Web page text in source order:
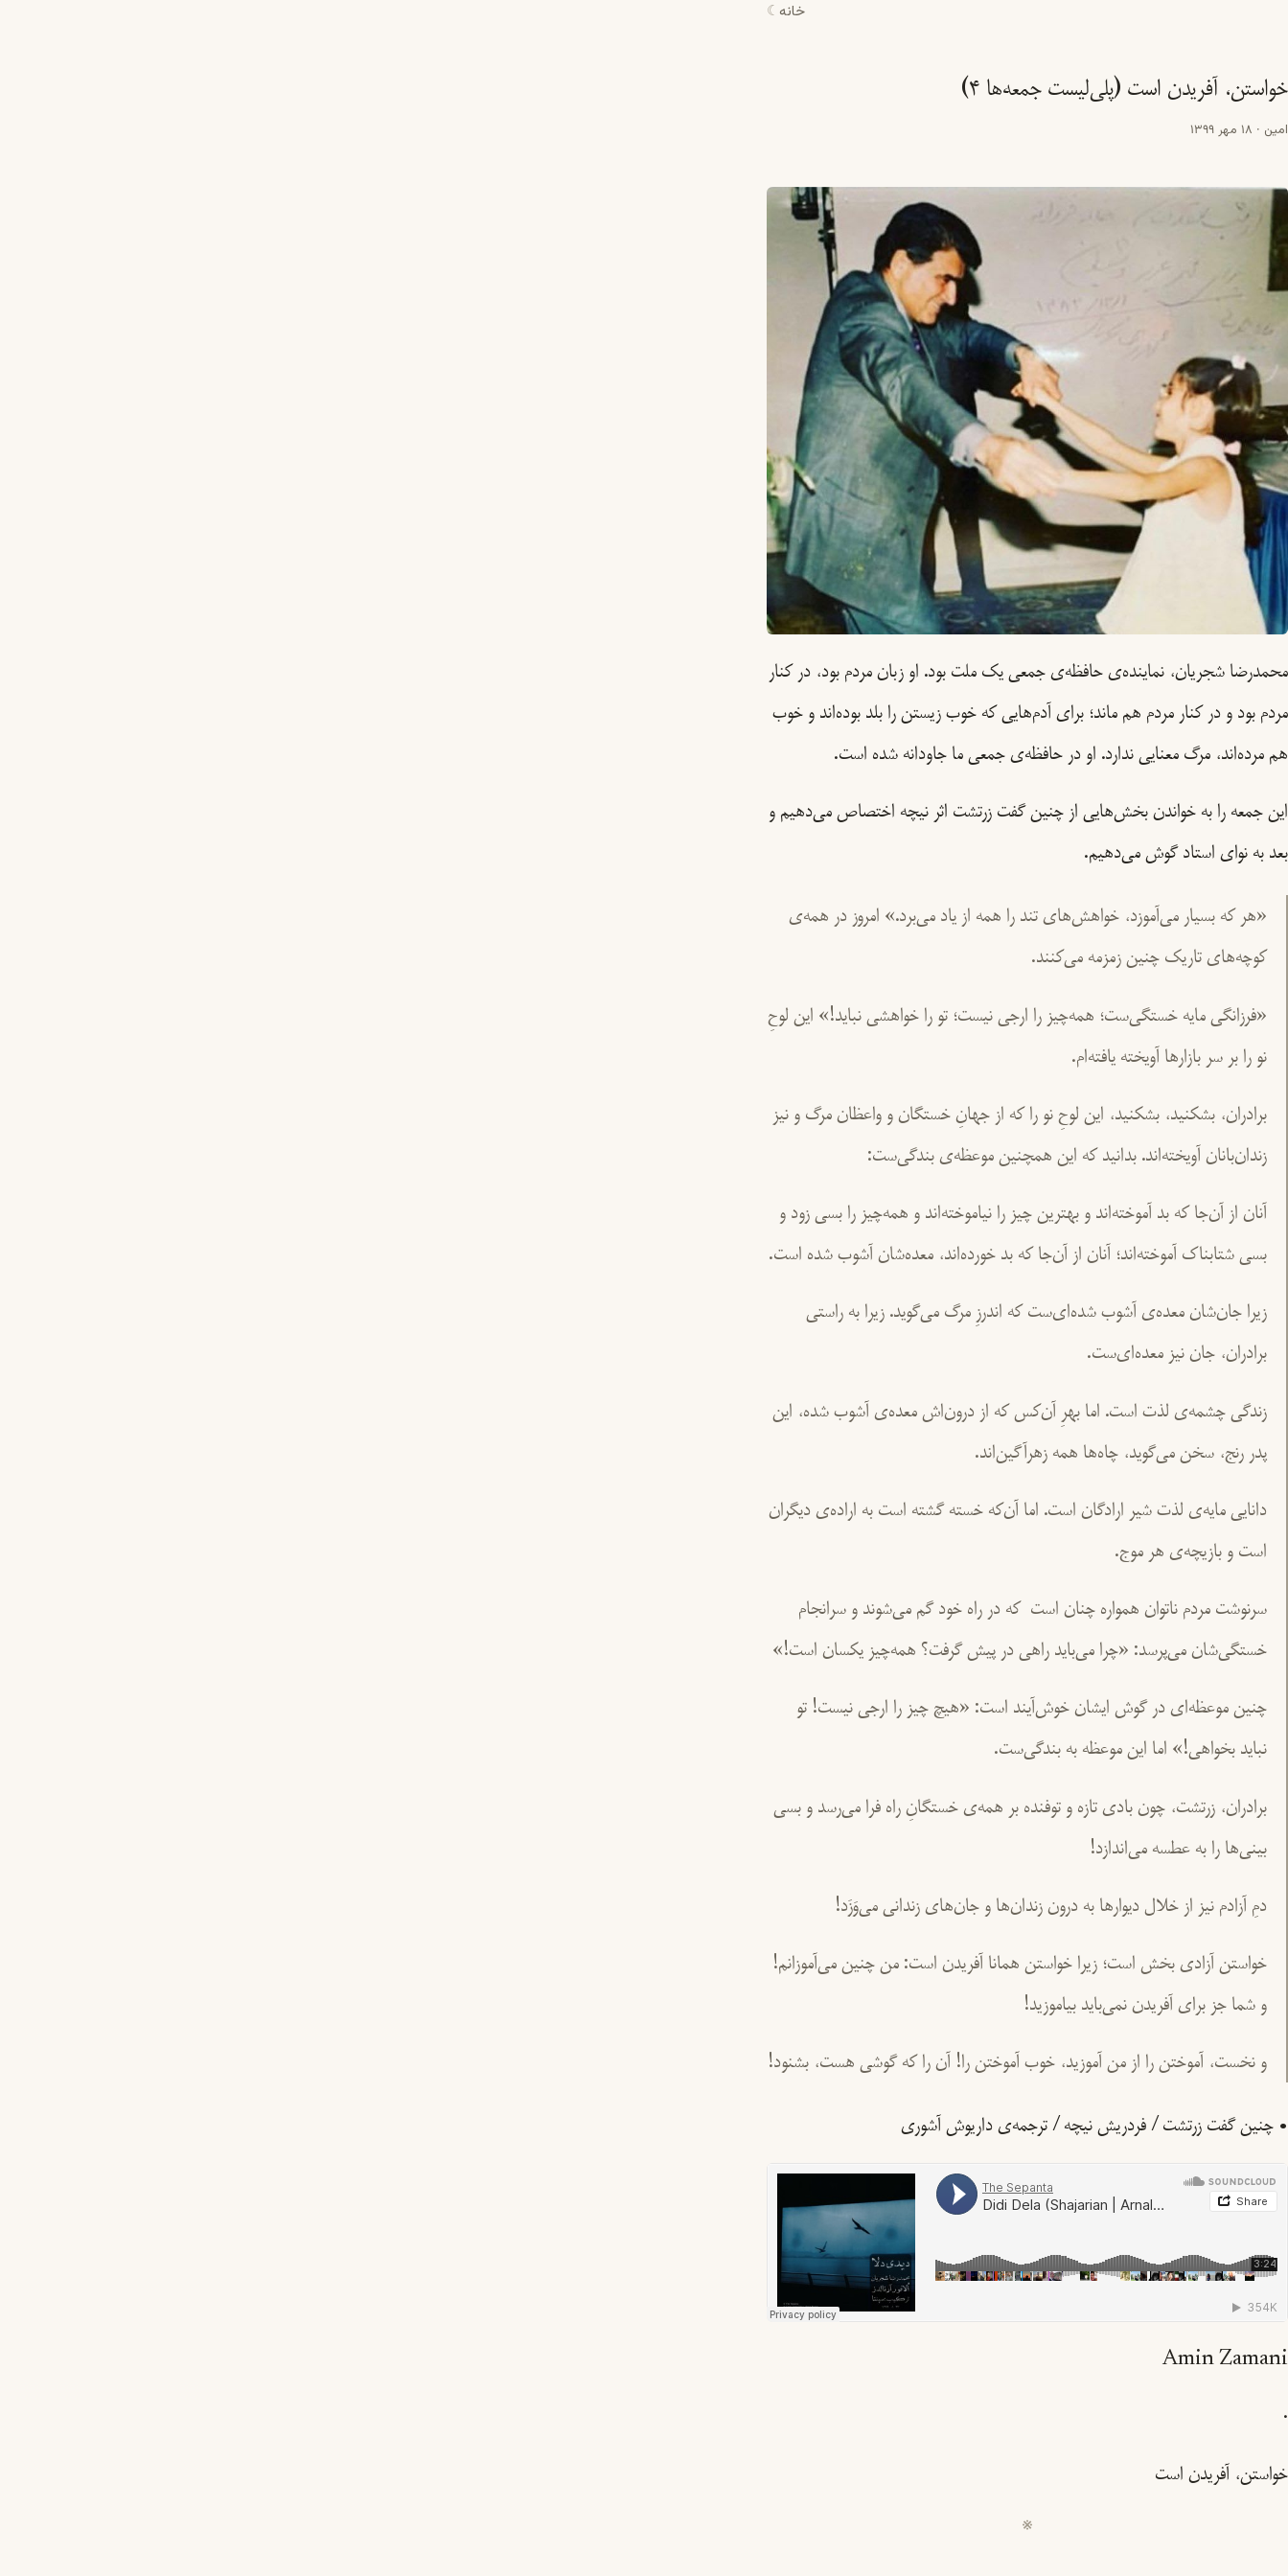
خانه ☾
خواستن، آفریدن است (پلی‌لیست جمعه‌ها ۴)
امین · 18 مهر 1399
محمدرضا شجریان، نماینده‌ی حافظه‌ی جمعی یک ملت بود. او زبان مردم بود، در کنار
مردم بود و در کنار مردم هم ماند؛ برای آدم‌هایی که خوب زیستن را بلد بوده‌اند و خوب
هم مرده‌اند، مرگ معنایی ندارد. او در حافظه‌ی جمعی ما جاودانه شده است.
این جمعه را به خواندن بخش‌هایی از چنین گفت زرتشت اثر نیچه اختصاص می‌دهیم و
بعد به نوای استاد گوش می‌دهیم.
«هر که بسیار می‌آموزد، خواهش‌های تند را همه از یاد می‌برد.» امروز در همه‌ی
کوچه‌های تاریک چنین زمزمه می‌کنند.
«فرزانگی مایه خستگی‌ست؛ همه‌چیز را ارجی نیست؛ تو را خواهشی نباید!» این لوحِ
نو را بر سر بازارها آویخته یافته‌ام.
برادران، بشکنید، بشکنید، این لوحِ نو را که از جهانِ خستگان و واعظان مرگ و نیز
زندان‌بانان آویخته‌اند. بدانید که این همچنین موعظه‌ی بندگی‌ست:
آنان از آن‌جا که بد آموخته‌اند و بهترین چیز را نیاموخته‌اند و همه‌چیز را بسی زود و
بسی شتابناک آموخته‌اند؛ آنان از آن‌جا که بد خورده‌اند، معده‌شان آشوب شده است.
زیرا جان‌شان معده‌ی آشوب شده‌ای‌ست که اندرزِ مرگ می‌گوید. زیرا به راستی
برادران، جان نیز معده‌ای‌ست.
زندگی چشمه‌ی لذت است. اما بهرِ آن‌کس که از درون‌اش معده‌ی آشوب شده، این
پدر رنج، سخن می‌گوید، چاه‌ها همه زهرآگین‌اند.
دانایی مایه‌ی لذت شیر ارادگان است. اما آن‌که خسته گشته است به اراده‌ی دیگران
است و بازیچه‌ی هر موج.
سرنوشت مردم ناتوان همواره چنان است که در راه خود گم می‌شوند و سرانجام
خستگی‌شان می‌پرسد: «چرا می‌باید راهی در پیش گرفت؟ همه‌چیز یکسان است!»
چنین موعظه‌ای در گوش ایشان خوش‌آیند است: «هیچ چیز را ارجی نیست! تو
نباید بخواهی!» اما این موعظه به بندگی‌ست.
برادران، زرتشت، چون بادی تازه و توفنده بر همه‌ی خستگانِ راه فرا می‌رسد و بسی
بینی‌ها را به عطسه می‌اندازد!
دمِ آزادم نیز از خلال دیوارها به درون زندان‌ها و جان‌های زندانی می‌وَزَد!
خواستن آزادی بخش است؛ زیرا خواستن همانا آفریدن است: من چنین می‌آموزانم!
و شما جز برای آفریدن نمی‌باید بیاموزید!
و نخست، آموختن را از من آموزید، خوب آموختن را! آن را که گوشی هست، بشنود!
• چنین گفت زرتشت / فردریش نیچه / ترجمه‌ی داریوش آشوری
Amin Zamani
·
خواستن، آفریدن است